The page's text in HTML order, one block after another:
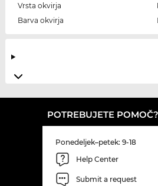
Vrsta okvirja
Barva okvirja
POTREBUJETE POMOČ?
Ponedeljek–petek: 9-18
Help Center
Submit a request